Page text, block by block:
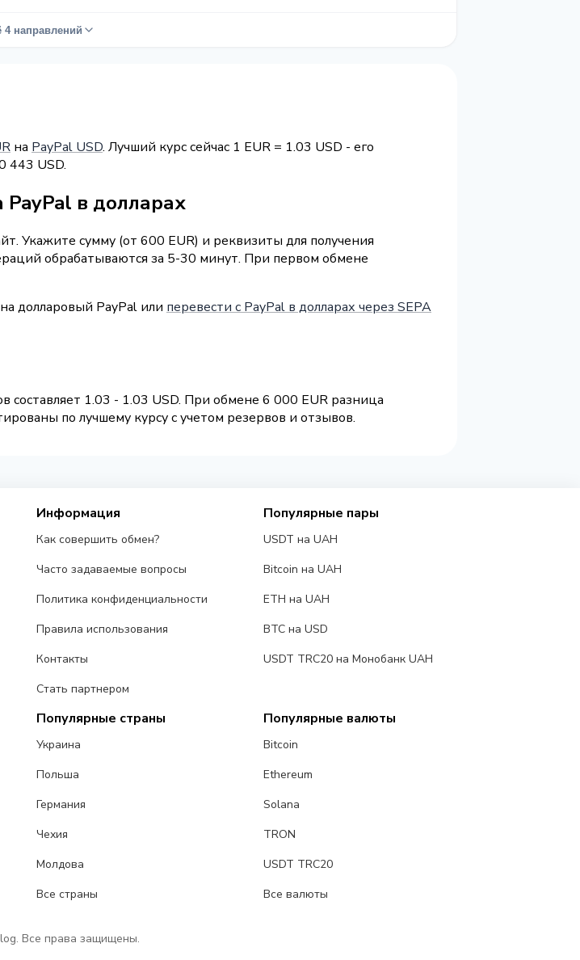
4 направлений
на PayPal USD. Лучший курс сейчас 1 EUR = 1.03 USD - его
443 USD.
PayPal в долларах
Укажите сумму (от 600 EUR) и реквизиты для получения
обрабатываются за 5-30 минут. При первом обмене
долларовый PayPal или перевести с PayPal в долларах через SEPA
1.03 - 1.03 USD. При обмене 6 000 EUR разница
по лучшему курсу с учетом резервов и отзывов.
Информация
Как совершить обмен?
Часто задаваемые вопросы
Политика конфиденциальности
Правила использования
Контакты
Стать партнером
Популярные пары
USDT на UAH
Bitcoin на UAH
ETH на UAH
BTC на USD
USDT TRC20 на Монобанк UAH
Популярные страны
Украина
Польша
Германия
Чехия
Молдова
Все страны
Популярные валюты
Bitcoin
Ethereum
Solana
TRON
USDT TRC20
Все валюты
Все права защищены.